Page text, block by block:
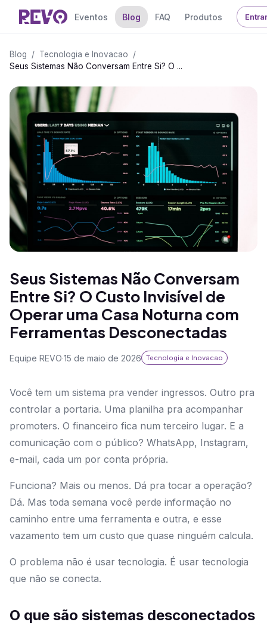
Eventos Blog FAQ Produtos
Blog / Tecnologia e Inovacao
/
Seus Sistemas Não Conversam Entre Si? O ...
Seus Sistemas Não Conversam
Entre Si? O Custo Invisível de
Operar uma Casa Noturna com
Ferramentas Desconectadas
Equipe REVO·15 de maio de 2026 Tecnologia e Inovacao
Você tem um sistema pra vender ingressos. Outro pra
controlar a portaria. Uma planilha pra acompanhar
promoters. O financeiro fica num terceiro lugar. E a
comunicação com o público? WhatsApp, Instagram,
e-mail, cada um por conta própria.
Funciona? Mais ou menos. Dá pra tocar a operação?
Dá. Mas toda semana você perde informação no
caminho entre uma ferramenta e outra, e esse
vazamento tem um custo que quase ninguém calcula.
O problema não é usar tecnologia. É usar tecnologia
que não se conecta.
O que são sistemas desconectados